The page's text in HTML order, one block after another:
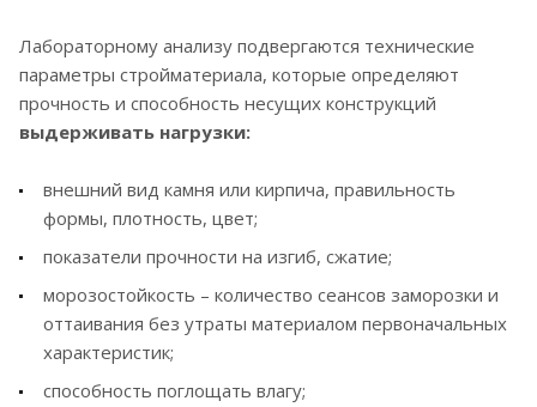
Лабораторному анализу подвергаются технические
параметры стройматериала, которые определяют
прочность и способность несущих конструкций
выдерживать нагрузки:
внешний вид камня или кирпича, правильность
формы, плотность, цвет;
показатели прочности на изгиб, сжатие;
морозостойкость – количество сеансов заморозки и
оттаивания без утраты материалом первоначальных
характеристик;
способность поглощать влагу;